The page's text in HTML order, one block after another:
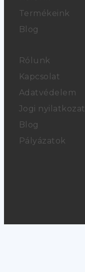
Termékeink
Blog
Rólunk
Kapcsolat
Adatvédelem
Jogi nyilatkozat
Blog
Pályázatok